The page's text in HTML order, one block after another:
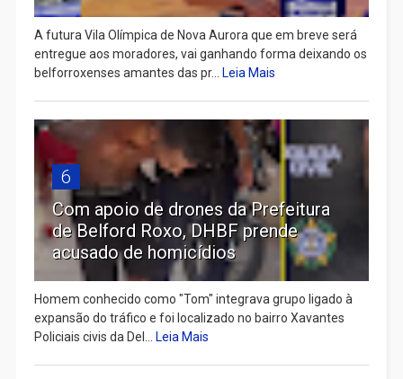
A futura Vila Olímpica de Nova Aurora que em breve será
entregue aos moradores, vai ganhando forma deixando os
belforroxenses amantes das pr... Leia Mais
6
Com apoio de drones da Prefeitura
de Belford Roxo, DHBF prende
acusado de homicídios
Homem conhecido como "Tom" integrava grupo ligado à
expansão do tráfico e foi localizado no bairro Xavantes
Policiais civis da Del... Leia Mais